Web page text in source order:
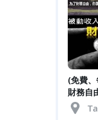
(免費
財務自